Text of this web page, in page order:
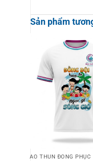
Sản phẩm
ÁO THUN ĐỒNG PHỤC